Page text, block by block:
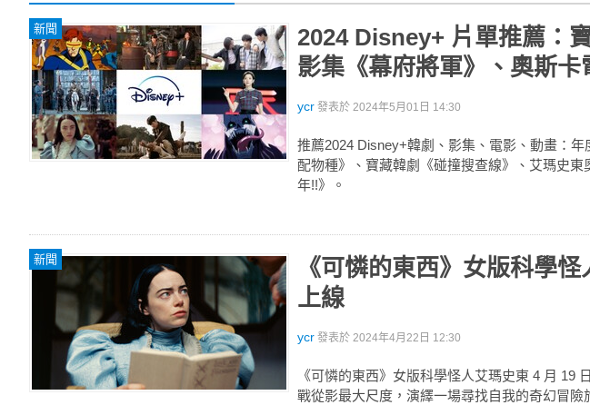
新聞
2024 Disney+ 片單推薦：
影集《幕府將軍》、奧斯卡
ycr 發表於 2024年5月01日 14:30
推薦2024 Disney+韓劇、影集、電影、動畫：
配物種》、寶藏韓劇《碰撞搜查線》、艾瑪史
年!!》。
新聞
《可憐的東西》女版科學
上線
ycr 發表於 2024年4月22日 12:30
《可憐的東西》女版科學怪人艾瑪史東 4 月 19
戰從影最大尺度，演繹一場尋找自我的奇幻冒